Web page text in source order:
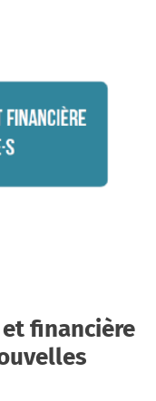
financière